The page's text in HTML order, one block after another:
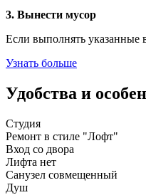
3. Вынести мусор
Если выполнять указанные
Узнать больше
Удобства и
Студия
Ремонт в стиле "Лофт"
Вход со двора
Лифта нет
Санузел совмещенный
Душ